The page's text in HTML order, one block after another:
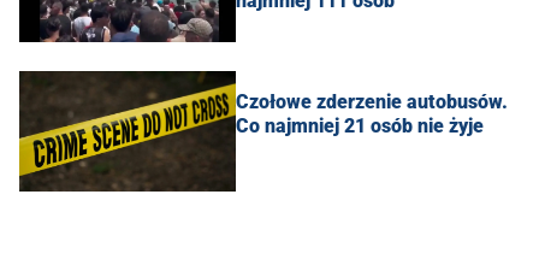
Czołowe zderzenie autobusów.
Co najmniej 21 osób nie żyje